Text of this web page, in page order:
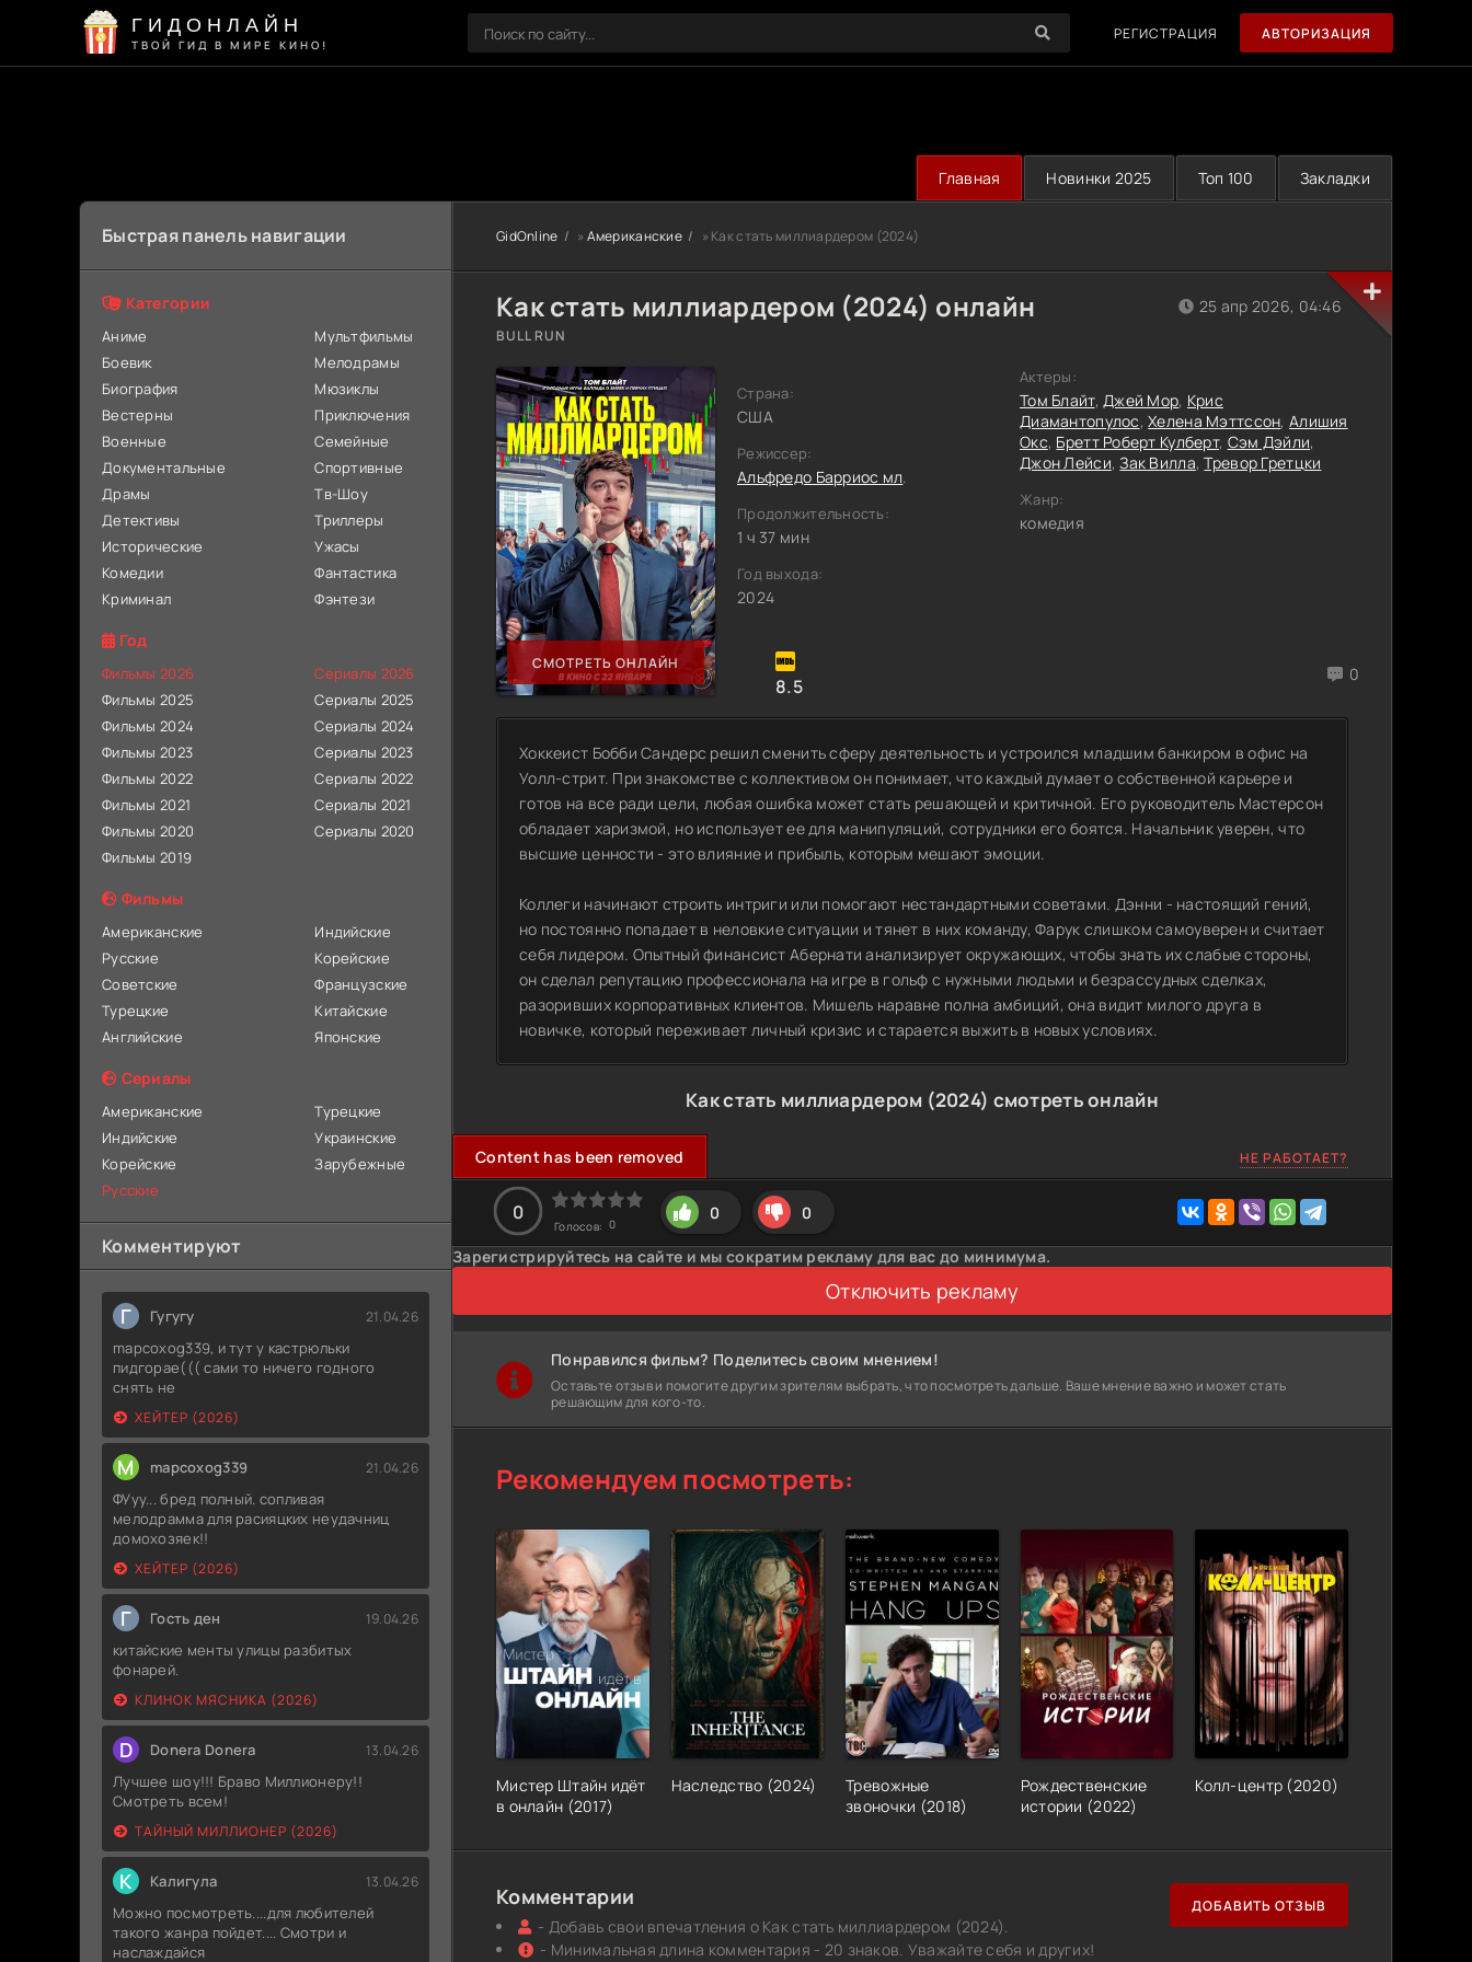
ГИДОНЛАЙН
ТВОЙ ГИД В МИРЕ КИНО!
РЕГИСТРАЦИЯ АВТОРИЗАЦИЯ
Главная Новинки 2025 Топ 100 Закладки
Быстрая панель навигации
Категории
Аниме
Боевик
Биография
Вестерны
Военные
Документальные
Драмы
Детективы
Исторические
Комедии
Криминал
Мультфильмы
Мелодрамы
Мюзиклы
Приключения
Семейные
Спортивные
Тв-Шоу
Триллеры
Ужасы
Фантастика
Фэнтези
Год
Фильмы 2026
Фильмы 2025
Фильмы 2024
Фильмы 2023
Фильмы 2022
Фильмы 2021
Фильмы 2020
Фильмы 2019
Сериалы 2026
Сериалы 2025
Сериалы 2024
Сериалы 2023
Сериалы 2022
Сериалы 2021
Сериалы 2020
Фильмы
Американские
Русские
Советские
Турецкие
Английские
Индийские
Корейские
Французские
Китайские
Японские
Сериалы
Американские
Индийские
Корейские
Русские
Турецкие
Украинские
Зарубежные
Комментируют
Г Гугугу 21.04.26
mapcoxog339, и тут у кастрюльки
пидгорае((( сами то ничего годного
снять не
ХЕЙТЕР (2026)
M mapcoxog339 21.04.26
ФУуу... бред полный. сопливая
мелодрамма для расияцких неудачниц
домохозяек!!
ХЕЙТЕР (2026)
Г Гость ден 19.04.26
китайские менты улицы разбитых
фонарей.
КЛИНОК МЯСНИКА (2026)
D Donera Donera 13.04.26
Лучшее шоу!!! Браво Миллионеру!!
Смотреть всем!
ТАЙНЫЙ МИЛЛИОНЕР (2026)
К Калигула 13.04.26
Можно посмотреть....для любителей
такого жанра пойдет.... Смотри и
наслаждайся
GidOnline » Американские » Как стать миллиардером (2024)
Как стать миллиардером (2024) онлайн
BULL RUN
СМОТРЕТЬ ОНЛАЙН
Страна:
США
Режиссер:
Альфредо Барриос мл.
Продолжительность:
1 ч 37 мин
Год выхода:
2024
8.5
0
25 апр 2026, 04:46
Актеры:
Том Блайт,Джей Мор, Крис
Диамантопулос,Хелена Мэттссон, Алишия
Окс, Бретт Роберт Кулберт, Сэм Дэйли,
Джон Лейси,Зак Вилла,Тревор Гретцки
Жанр:
комедия
Хоккеист Бобби Сандерс решил сменить сферу деятельность и устроился младшим банкиром в офис на
Уолл-стрит. При знакомстве с коллективом он понимает, что каждый думает о собственной карьере и
готов на все ради цели, любая ошибка может стать решающей и критичной. Его руководитель Мастерсон
обладает харизмой, но использует ее для манипуляций, сотрудники его боятся. Начальник уверен, что
высшие ценности - это влияние и прибыль, которым мешают эмоции.
Коллеги начинают строить интриги или помогают нестандартными советами. Дэнни - настоящий гений,
но постоянно попадает в неловкие ситуации и тянет в них команду, Фарук слишком самоуверен и считает
себя лидером. Опытный финансист Абернати анализирует окружающих, чтобы знать их слабые стороны,
он сделал репутацию профессионала на игре в гольф с нужными людьми и безрассудных сделках,
разоривших корпоративных клиентов. Мишель наравне полна амбиций, она видит милого друга в
новичке, который переживает личный кризис и старается выжить в новых условиях.
Как стать миллиардером (2024) смотреть онлайн
Content has been removed НЕ РАБОТАЕТ?
0
Голосов: 0
0 0
Зарегистрируйтесь на сайте и мы сократим рекламу для вас до минимума.
Отключить рекламу
Понравился фильм? Поделитесь своим мнением!
Оставьте отзыв и помогите другим зрителям выбрать, что посмотреть дальше. Ваше мнение важно и может стать
решающим для кого-то.
Рекомендуем посмотреть:
Мистер Штайн идёт
в онлайн (2017)
Наследство (2024)
Тревожные
звоночки (2018)
Рождественские
истории (2022)
Колл-центр (2020)
Комментарии
- Добавь свои впечатления о Как стать миллиардером (2024).
- Минимальная длина комментария - 20 знаков. Уважайте себя и других!
ДОБАВИТЬ ОТЗЫВ